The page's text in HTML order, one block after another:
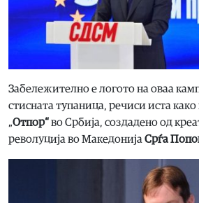
Забележително е логото на оваа
стисната тупаница, речиси иста
„Отпор“во Србија, создадено од
револуција во Македонија Срѓа